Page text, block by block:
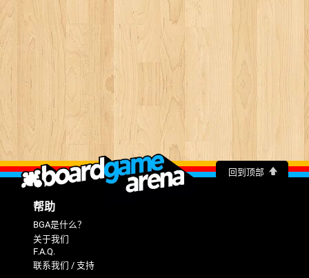
回到顶部
帮助
BGA是什么？
关于我们
F.A.Q.
联系我们 / 支持